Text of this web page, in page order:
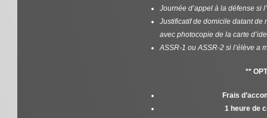
Journée d’appel à la défense si
Justificatif de domicile datant de
avec photocopie de la carte
ASSR-1 ou ASSR-2 si l’élève a
**
Frais
1 heure de